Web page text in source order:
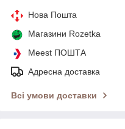
Нова Пошта
Магазини Rozetka
Meest ПОШТА
Адресна доставка
Всі умови доставки